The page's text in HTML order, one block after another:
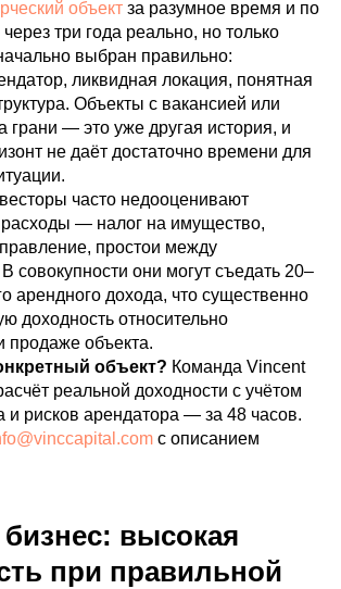
объект за разумное время и по
три года реально, но только
выбран правильно:
ликвидная локация, понятная
Объекты с вакансией или
грани — это уже другая история, и
не даёт достаточно времени для
часто недооценивают
— налог на имущество,
простои между
совокупности они могут съедать 20–
арендного дохода, что существенно
доходность относительно
продаже объекта.
объект? Команда Vincent
реальной доходности с учётом
и рисков арендатора — за 48 часов.
с описанием
высокая
при правильной